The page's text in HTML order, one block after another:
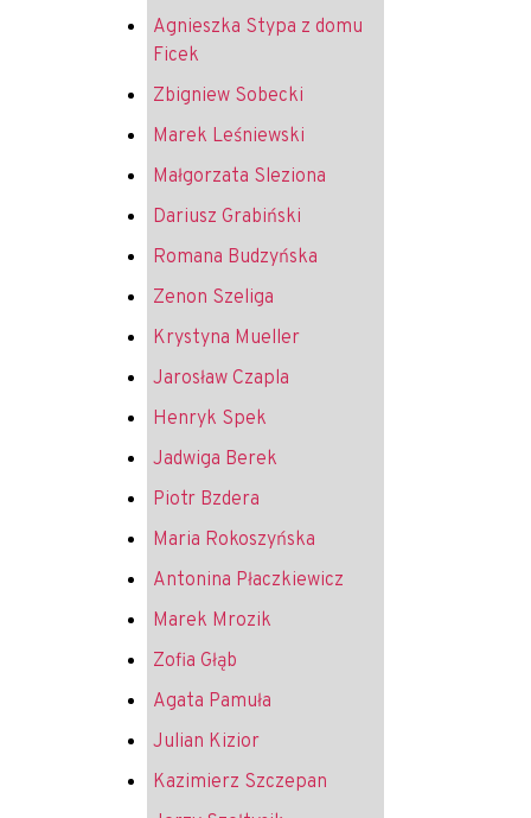
Agnieszka Stypa z domu
Ficek
Zbigniew Sobecki
Marek Leśniewski
Małgorzata Sleziona
Dariusz Grabiński
Romana Budzyńska
Zenon Szeliga
Krystyna Mueller
Jarosław Czapla
Henryk Spek
Jadwiga Berek
Piotr Bzdera
Maria Rokoszyńska
Antonina Płaczkiewicz
Marek Mrozik
Zofia Głąb
Agata Pamuła
Julian Kizior
Kazimierz Szczepan